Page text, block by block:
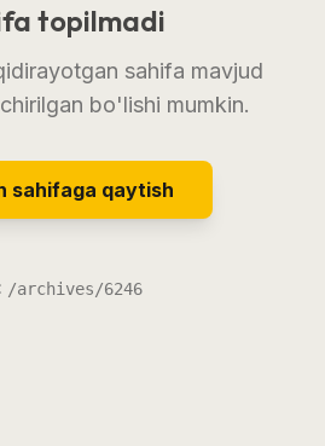
topilmadi
sahifa mavjud
bo'lishi mumkin.
sahifaga qaytish
/archives/6246